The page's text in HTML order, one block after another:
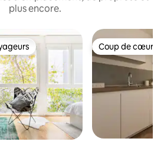
plus encore.
les plus appréciés Coup de cœur
Coup de cœur